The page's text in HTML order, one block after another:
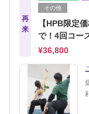
再
来
その他
【HPB限定
で！4回コー
¥36,800